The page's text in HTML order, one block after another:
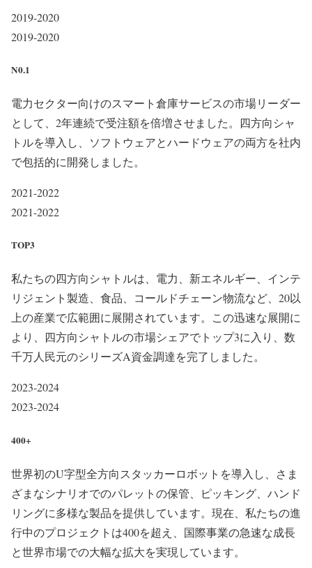
2019-2020
2019-2020
N0.1
電力セクター向けのスマート倉庫サービスの市場リーダー
として、2年連続で受注額を倍増させました。四方向シャ
トルを導入し、ソフトウェアとハードウェアの両方を社内
で包括的に開発しました。
2021-2022
2021-2022
TOP3
私たちの四方向シャトルは、電力、新エネルギー、インテ
リジェント製造、食品、コールドチェーン物流など、20以
上の産業で広範囲に展開されています。この迅速な展開に
より、四方向シャトルの市場シェアでトップ3に入り、数
千万人民元のシリーズA資金調達を完了しました。
2023-2024
2023-2024
400+
世界初のU字型全方向スタッカーロボットを導入し、さま
ざまなシナリオでのパレットの保管、ピッキング、ハンド
リングに多様な製品を提供しています。現在、私たちの進
行中のプロジェクトは400を超え、国際事業の急速な成長
と世界市場での大幅な拡大を実現しています。